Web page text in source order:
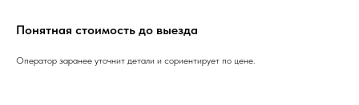
Понятная стоимость до выезда
Оператор заранее уточнит детали и сориентирует по цене.